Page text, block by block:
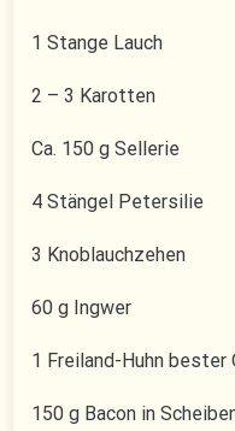
1 Stange Lauch
2 – 3 Karotten
Ca. 150 g Sellerie
4 Stängel Petersilie
3 Knoblauchzehen
60 g Ingwer
1 Freiland-Huhn bester
150 g Bacon in